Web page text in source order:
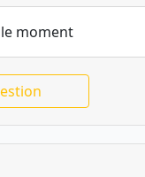
le moment